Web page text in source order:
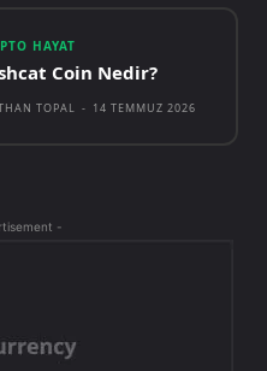
HAYAT
Coin Nedir?
TOPAL - 14 TEMMUZ 2026
-